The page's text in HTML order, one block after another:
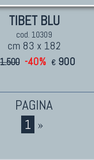
TIBET BLU
cod. 10309
cm 83 x 182
-40% € 900
1 »